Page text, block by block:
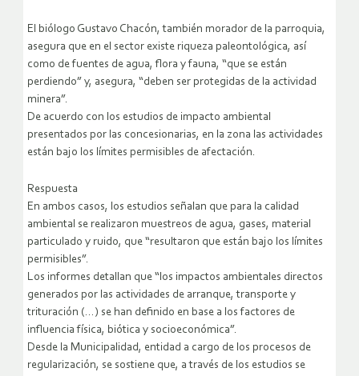
El biólogo Gustavo Chacón, también morador de la parroquia,
asegura que en el sector existe riqueza paleontológica, así
como de fuentes de agua, flora y fauna, “que se están
perdiendo” y, asegura, “deben ser protegidas de la actividad
minera”.
De acuerdo con los estudios de impacto ambiental
presentados por las concesionarias, en la zona las actividades
están bajo los límites permisibles de afectación.
Respuesta
En ambos casos, los estudios señalan que para la calidad
ambiental se realizaron muestreos de agua, gases, material
particulado y ruido, que “resultaron que están bajo los límites
permisibles”.
Los informes detallan que “los impactos ambientales directos
generados por las actividades de arranque, transporte y
trituración (…) se han definido en base a los factores de
influencia física, biótica y socioeconómica”.
Desde la Municipalidad, entidad a cargo de los procesos de
regularización, se sostiene que, a través de los estudios se